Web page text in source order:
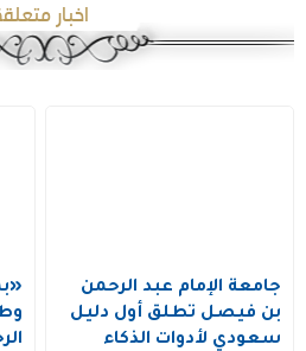
اخبار
جامعة الإمام عبد الرحمن
بن فيصل تطلق أول دليل
سعودي لأدوات الذكاء